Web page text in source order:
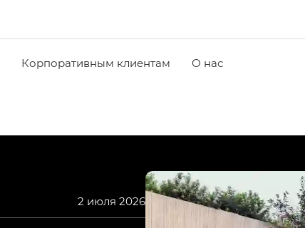
Корпоративным клиентам О нас
2 июля 2026